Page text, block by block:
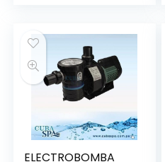
ELECTROBOMBA